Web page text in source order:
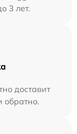
3 лет.
доставит
обратно.